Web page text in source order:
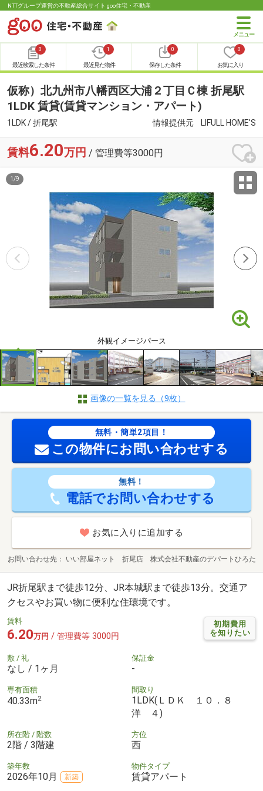
NTTグループ運営の不動産総合サイト goo住宅・不動産
0
最近検索した条件
1
最近見た物件
0
保存した条件
0
お気に入り
仮称）北九州市八幡西区大浦２丁目Ｃ棟 折尾駅
1LDK 賃貸(賃貸マンション・アパート)
1LDK / 折尾駅 情報提供元 LIFULL HOME'S
賃料6.20万円 / 管理費等3000円
外観イメージパース
1 /9
画像の一覧を見る（9枚）
無料・簡単2項目！
この物件にお問い合わせする
無料！
電話でお問い合わせする
お気に入りに追加する
お問い合わせ先 いい部屋ネット 折尾店 株式会社不動産のデパートひろた
JR折尾駅まで徒歩12分、JR本城駅まで徒歩13分。交通ア
クセスやお買い物に便利な住環境です。
初期費用
を知りたい
賃料
6.20万円 / 管理費等 3000円
敷 / 礼
なし / 1ヶ月
保証金
-
専有面積
40.33m2
間取り
1LDK(ＬＤＫ １０．８
洋 ４)
所在階 / 階数
2階 / 3階建
方位
西
築年数
2026年10月 新築
物件タイプ
賃貸アパート